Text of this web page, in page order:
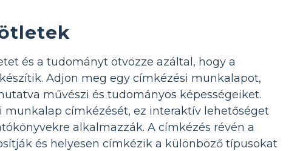
és a tudományt ötvözze azáltal, hogy a
Adjon meg egy címkézési munkalapot,
művészi és tudományos képességeiket.
címkézését, ez interaktív lehetőséget
alkalmazzák. A címkézés révén a
és helyesen címkézik a különböző típusokat